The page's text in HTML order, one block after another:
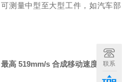
可测量中型至大型工件，如汽车部
最高 519mm/s 合成移动速度
，大幅
联系